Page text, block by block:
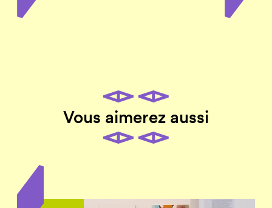
Vous aimerez aussi